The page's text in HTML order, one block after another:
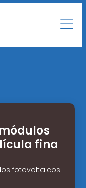
fina
fotovoltaicos